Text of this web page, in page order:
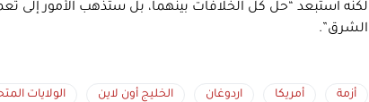
لكنه استبعد “حل كل الخلافات بينهما، بل ستذهب الأمور إلى
الشرق”.
أزمة أمريكا اردوغان الخليج أون لاين الولايات